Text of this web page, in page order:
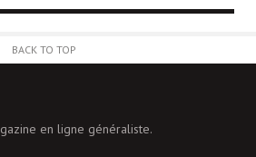
BACK TO TOP
en ligne généraliste.